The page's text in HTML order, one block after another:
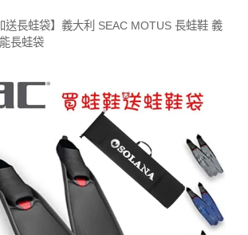
送長蛙袋】義大利 SEAC MOTUS 長蛙鞋 義
長蛙袋